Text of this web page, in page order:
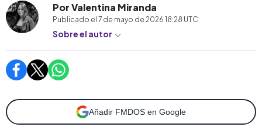
Por Valentina Miranda
Publicado el 7 de mayo de 2026 18:28 UTC
Sobre el autor
Añadir FMDOS en Google